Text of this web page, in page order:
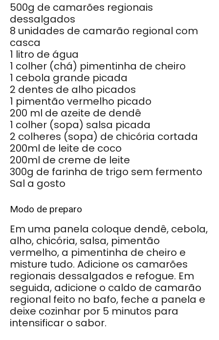
500g de camarões regionais
dessalgados
8 unidades de camarão regional com
casca
1 litro de água
1 colher (chá) pimentinha de cheiro
1 cebola grande picada
2 dentes de alho picados
1 pimentão vermelho picado
200 ml de azeite de dendê
1 colher (sopa) salsa picada
2 colheres (sopa) de chicória cortada
200ml de leite de coco
200ml de creme de leite
300g de farinha de trigo sem fermento
Sal a gosto
Modo de preparo
Em uma panela coloque dendê, cebola,
alho, chicória, salsa, pimentão
vermelho, a pimentinha de cheiro e
misture tudo. Adicione os camarões
regionais dessalgados e refogue. Em
seguida, adicione o caldo de camarão
regional feito no bafo, feche a panela e
deixe cozinhar por 5 minutos para
intensificar o sabor.